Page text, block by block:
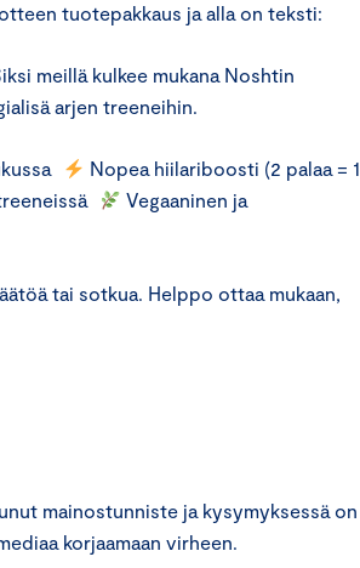
tuotepakkaus ja alla on teksti:
meillä kulkee mukana Noshtin
arjen treeneihin.
Nopea hiilariboosti (2 palaa = 1
Vegaaninen ja
tai sotkua. Helppo ottaa mukaan,
mainostunniste ja kysymyksessä on
korjaamaan virheen.